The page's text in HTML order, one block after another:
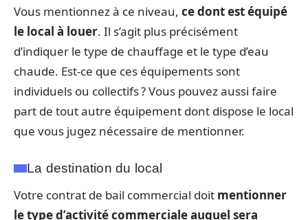
Vous mentionnez à ce niveau, ce dont est équipé
le local à louer. Il s’agit plus précisément
d’indiquer le type de chauffage et le type d’eau
chaude. Est-ce que ces équipements sont
individuels ou collectifs ? Vous pouvez aussi faire
part de tout autre équipement dont dispose le local
que vous jugez nécessaire de mentionner.
La destination du local
Votre contrat de bail commercial doit mentionner
le type d’activité commerciale auquel sera